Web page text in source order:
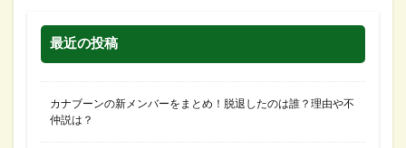
最近の投稿
カナブーンの新メンバーをまとめ！脱退したのは誰？理由や不
仲説は？